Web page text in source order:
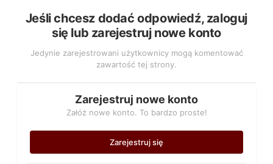
Jeśli chcesz dodać odpowiedź, zaloguj
się lub zarejestruj nowe konto
Jedynie zarejestrowani użytkownicy mogą komentować
zawartość tej strony.
Zarejestruj nowe konto
Załóż nowe konto. To bardzo proste!
Zarejestruj się